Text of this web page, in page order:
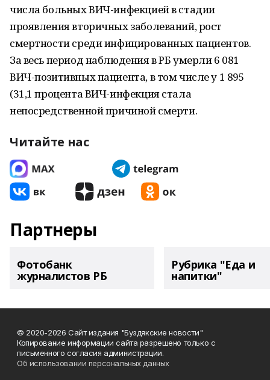
числа больных ВИЧ-инфекцией в стадии
проявления вторичных заболеваний, рост
смертности среди инфицированных пациентов.
За весь период наблюдения в РБ умерли 6 081
ВИЧ-позитивных пациента, в том числе у 1 895
(31,1 процента ВИЧ-инфекция стала
непосредственной причиной смерти.
Читайте нас
Партнеры
Фотобанк
журналистов РБ
Рубрика "Еда и
напитки"
© 2020-2026 Сайт издания "Буздякские новости"
Копирование информации сайта разрешено только с
письменного согласия администрации.
Об использовании персональных данных